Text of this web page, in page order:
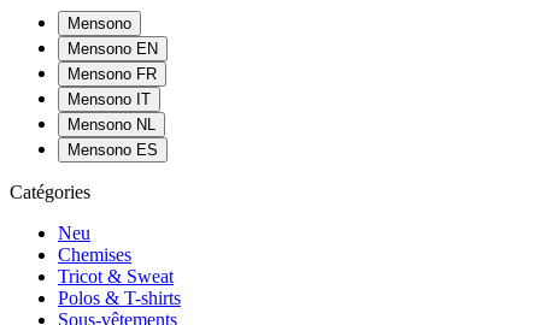
Mensono
Mensono EN
Mensono FR
Mensono IT
Mensono NL
Mensono ES
Catégories
Neu
Chemises
Tricot & Sweat
Polos & T-shirts
Sous-vêtements